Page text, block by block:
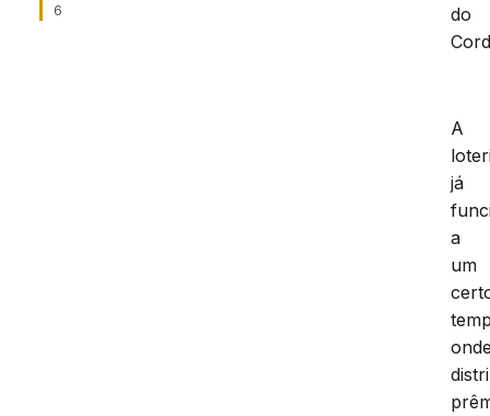
6
do
A
já
a
um